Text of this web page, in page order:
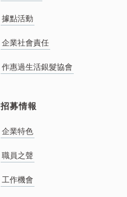
據點活動
企業社會責任
作惠過生活銀髮協會
招募情報
企業特色
職員之聲
工作機會